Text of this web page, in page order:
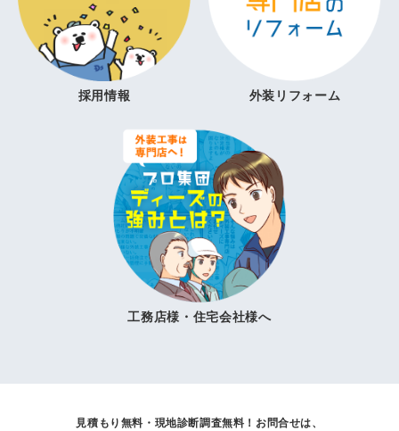
採用情報 外装リフォーム
工務店様・住宅会社様へ
見積もり無料・現地診断調査無料！ お問合せは、